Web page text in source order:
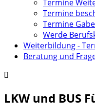
Termine
Termine
Termine
Werde
Weiterbildung -
Beratung und
LKW und BUS